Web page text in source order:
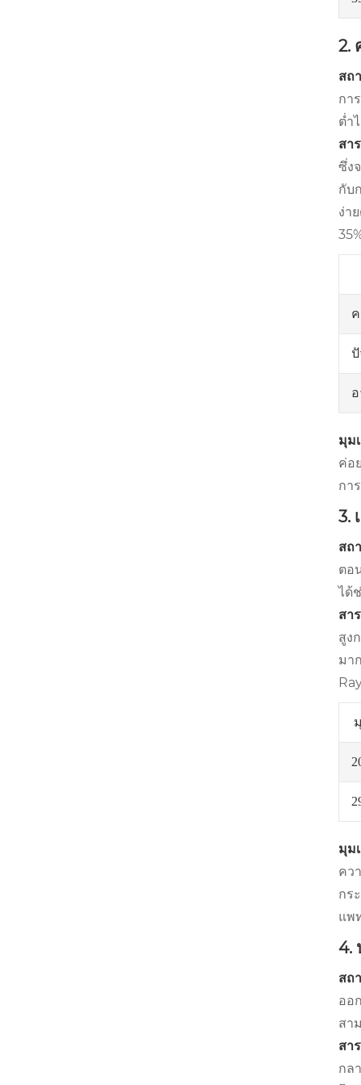
2.
สถ
กา
ต่ำ
สา
ซึ่ง
กับ
ง่า
มุม
ค่อ
กา
3.
สถ
ตอ
ได้
สา
สูง
มา
มุม
คว
กร
แพ
4.
สถ
ออ
สา
สา
กล